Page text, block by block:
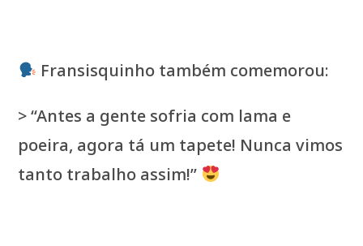
Fransisquinho também comemorou:
> “Antes a gente sofria com lama e
poeira, agora tá um tapete! Nunca vimos
tanto trabalho assim!”